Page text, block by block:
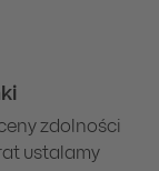
zdolności
ustalamy